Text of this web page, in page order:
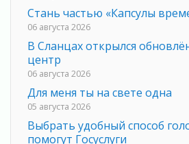
Стань частью «Капсулы
06 августа 2026
В Сланцах открылся
центр
06 августа 2026
Для меня ты на свете одна
05 августа 2026
Выбрать удобный способ
помогут Госуслуги